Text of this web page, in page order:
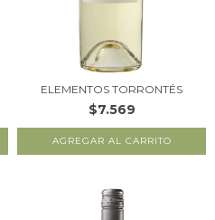
ELEMENTOS TORRONTÉS
$7.569